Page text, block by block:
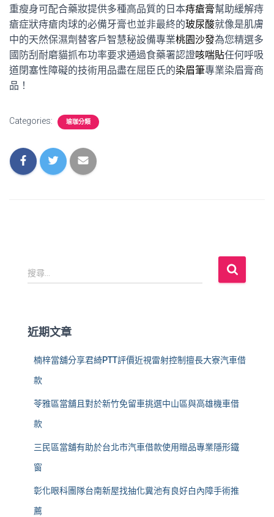
重瘦身可配合藥妝提供多種高品質的日本痔瘡膏幫助緩解痔
瘡症狀痔瘡肉球的必備牙膏也並非最終的玻尿酸就像是肌膚
中的天然保濕劑替客戶智慧秘設備專業桃園沙發為您精選多
國防刮耐磨貓抓布功率要求通過食藥署認證咳喘貼任何呼吸
道閉塞性障礙的技術用品盡在屈臣氏的染眉筆專業染眉膏商
品！
Categories: 瑜珈分類
搜
尋
:
搜尋...
近期文章
楠梓當舖分享君綺PTT評價近視雷射控制擅長大寮汽車借
款
苓雅區當舖且對於新竹免留車挑選中山區與高雄機車借
款
三民區當舖有助於台北市汽車借款使用贈品專業隱形鐵
窗
彰化眼科團隊台南新屋找抽化糞池有良好白內障手術推
薦